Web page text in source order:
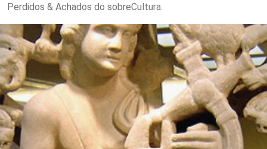
Perdidos & Achados do sobreCultura.